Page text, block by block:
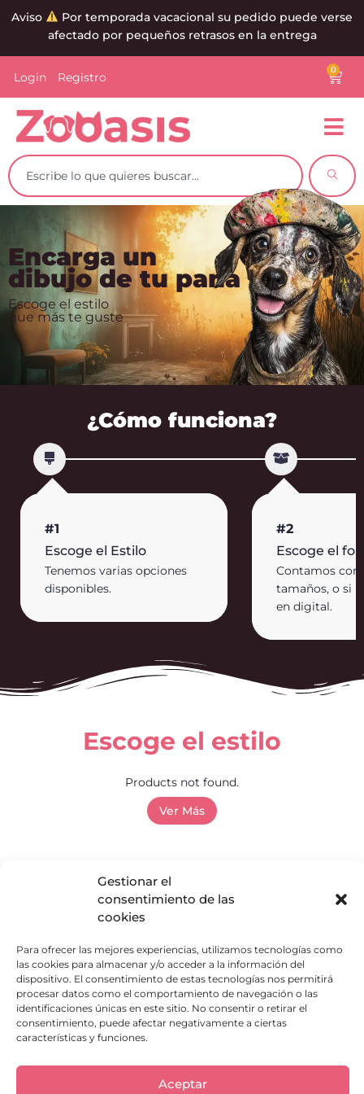
Gestionar el
consentimiento de las
cookies
Para ofrecer las mejores experiencias, utilizamos tecnologías como
las cookies para almacenar y/o acceder a la información del
dispositivo. El consentimiento de estas tecnologías nos permitirá
procesar datos como el comportamiento de navegación o las
identificaciones únicas en este sitio. No consentir o retirar el
consentimiento, puede afectar negativamente a ciertas
características y funciones.
Aceptar
Aviso
Por temporada vacacional su pedido puede verse
afectado por pequeños retrasos en la entrega
Login Registro 0
Encarga un
dibujo de tu pana
Escoge el estilo
que más te guste
¿Cómo funciona?
#1
Escoge el Estilo
Tenemos varias opciones
disponibles.
#2
Escoge el
Contamos
tamaños, o si
en digital.
Escoge el estilo
Products not found.
Ver Más
Política de privacidad
Aviso Legal
Descargo de responsabilidad
Términos y condiciones
Política de Envíos
Política de Reembolso
¿Qué hacemos?